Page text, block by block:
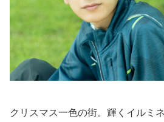
クリスマス一色の街。輝くイルミ